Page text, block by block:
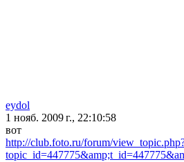
eydol
1 нояб. 2009 г., 22:10:58
вот
http://club.foto.ru/forum/